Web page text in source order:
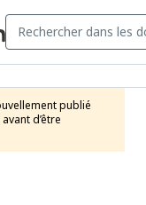
publié
d’être